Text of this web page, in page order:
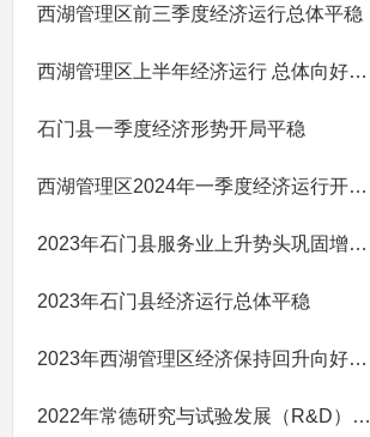
西湖管理区前三季度经济运行总体平稳
西湖管理区上半年经济运行 总体向好、稳中有进
石门县一季度经济形势开局平稳
西湖管理区2024年一季度经济运行开局良好
2023年石门县服务业上升势头巩固增速总体稳定
2023年石门县经济运行总体平稳
2023年西湖管理区经济保持回升向好态势
2022年常德研究与试验发展（R&D）经费增长22.24%